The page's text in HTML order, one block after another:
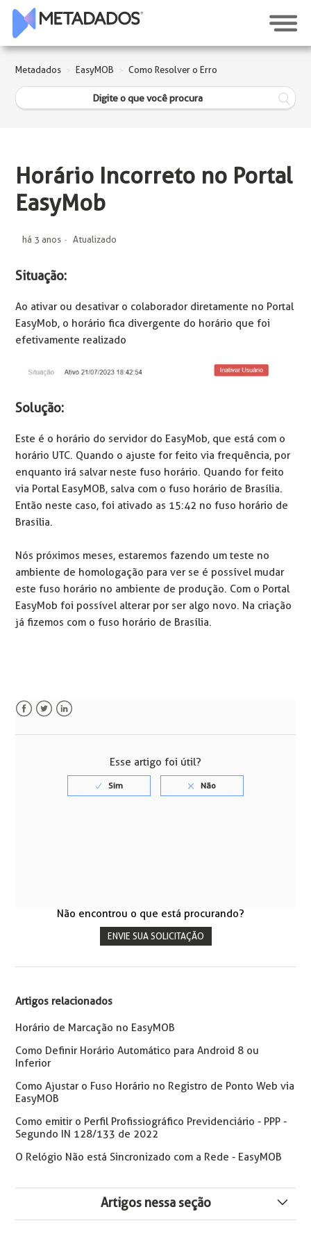
Metadados EasyMOB Como Resolver o Erro
Horário Incorreto no Portal
EasyMob
há 3 anos Atualizado
Situação:
Ao ativar ou desativar o colaborador diretamente no Portal
EasyMob, o horário fica divergente do horário que foi
efetivamente realizado
Solução:
Este é o horário do servidor do EasyMob, que está com o
horário UTC. Quando o ajuste for feito via frequência, por
enquanto irá salvar neste fuso horário. Quando for feito
via Portal EasyMOB, salva com o fuso horário de Brasília.
Então neste caso, foi ativado as 15:42 no fuso horário de
Brasília.
Nós próximos meses, estaremos fazendo um teste no
ambiente de homologação para ver se é possível mudar
este fuso horário no ambiente de produção. Com o Portal
EasyMob foi possível alterar por ser algo novo. Na criação
já fizemos com o fuso horário de Brasília.
Esse artigo foi útil?
Não encontrou o que está procurando?
ENVIE SUA SOLICITAÇÃO
Artigos relacionados
Horário de Marcação no EasyMOB
Como Definir Horário Automático para Android 8 ou
Inferior
Como Ajustar o Fuso Horário no Registro de Ponto Web via
EasyMOB
Como emitir o Perfil Profissiográfico Previdenciário - PPP -
Segundo IN 128/133 de 2022
O Relógio Não está Sincronizado com a Rede - EasyMOB
Artigos nessa seção